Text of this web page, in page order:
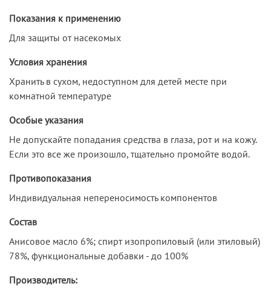
Показания к применению
Для защиты от насекомых
Условия хранения
Хранить в сухом, недоступном для детей месте при
комнатной температуре
Особые указания
Не допускайте попадания средства в глаза, рот и на кожу.
Если это все же произошло, тщательно промойте водой.
Противопоказания
Индивидуальная непереносимость компонентов
Состав
Анисовое масло 6%; спирт изопропиловый (или этиловый)
78%, функциональные добавки - до 100%
Производитель: